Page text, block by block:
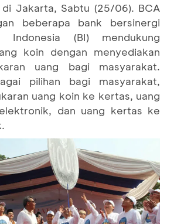
di Jakarta, Sabtu (25/06). BCA
beberapa bank bersinergi
Indonesia (BI) mendukung
koin dengan menyediakan
uang bagi masyarakat.
pilihan bagi masyarakat,
uang koin ke kertas, uang
dan uang kertas ke